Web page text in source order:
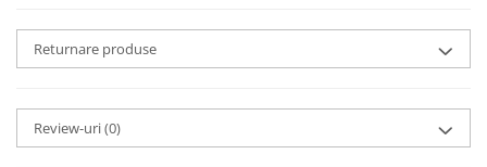
Returnare produse
Review-uri(0)